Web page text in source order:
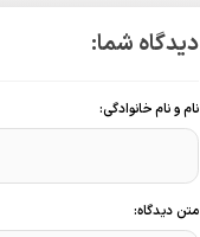
دیدگاه شما:
نام و نام خانوادگی:
متن دیدگاه: